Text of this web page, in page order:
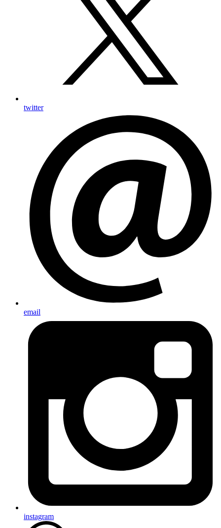
twitter
email
instagram